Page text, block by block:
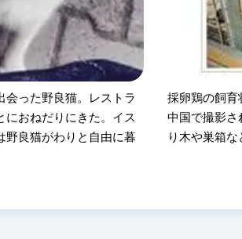
会った野良猫。レストラ
におねだりにきた。イス
野良猫がわりと自由に暮
採卵鶏の飼育
中国で撮影さ
り木や巣箱